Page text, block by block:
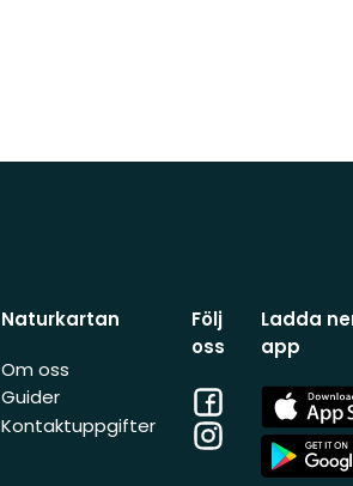
Naturkartan
Om oss
Guider
Kontaktuppgifter
Följ
oss
Facebook
Instagram
Ladda
app
App
Store
App
Store